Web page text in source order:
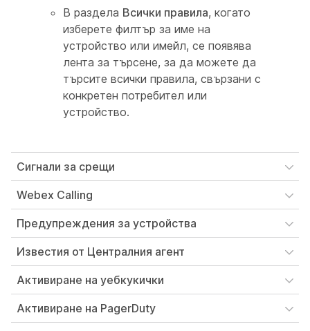
В раздела Всички правила, когато
изберете филтър за име на
устройство или имейл, се появява
лента за търсене, за да можете да
търсите всички правила, свързани с
конкретен потребител или
устройство.
Сигнали за срещи
Webex Calling
Предупреждения за устройства
Известия от Централния агент
Активиране на уебкукички
Активиране на PagerDuty